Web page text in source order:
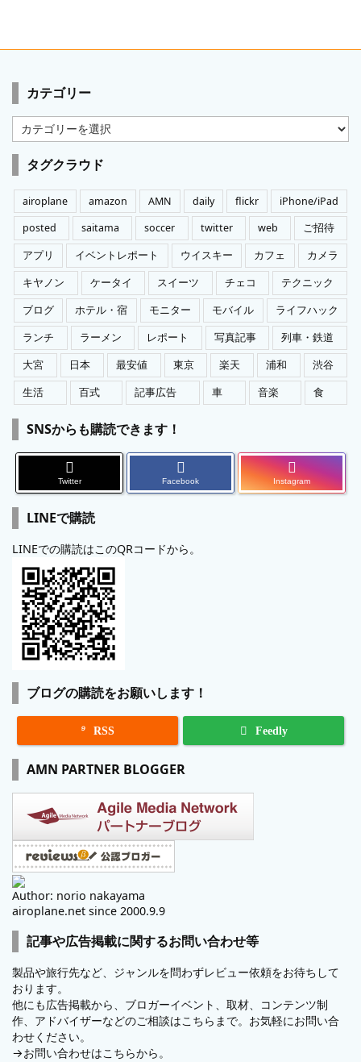
カテゴリー
カ
テ
ゴ
リ
ー
タグクラウド
airoplane amazon AMN daily flickr
iPhone/iPad
posted
saitama soccer twitter web
ご招待
アプリ
イベントレポート ウイスキー カフェ
カメラ
キヤノン
ケータイ スイーツ チェコ
テクニック
ブログ
ホテル・宿 モニター モバイル
ライフハック
ランチ
ラーメン レポート 写真記事
列車・鉄道
大宮
日本 最安値 東京 楽天 浦和
渋谷
生活
百式 記事広告 車 音楽 食
SNSからも購読できます！
Twitter Facebook Instagram
LINEで購読
LINEでの購読はこのQRコードから。
ブログの購読をお願いします！
 RSS Feedly
AMN PARTNER BLOGGER
Author: norio nakayama
airoplane.net since 2000.9.9
記事や広告掲載に関するお問い合わせ等
製品や旅行先など、ジャンルを問わずレビュー依頼をお待ちして
おります。
他にも広告掲載から、ブロガーイベント、取材、コンテンツ制
作、アドバイザーなどのご相談はこちらまで。お気軽にお問い合
わせください。
→お問い合わせはこちらから。